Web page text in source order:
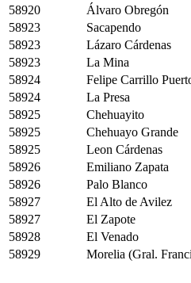
58920
Álvaro Obregón
58923
Sacapendo
58923
Lázaro Cárdenas
58923
La Mina
58924
Felipe Carrillo
58924
La Presa
58925
Chehuayito
58925
Chehuayo Grande
58925
Leon Cárdenas
58926
Emiliano Zapata
58926
Palo Blanco
58927
El Alto de Avilez
58927
El Zapote
58928
El Venado
58929
Morelia (Gral.